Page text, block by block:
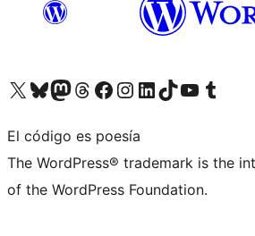
Visita nuestra cuenta de X (anteriormente Twitter)
Visita nuestra cuenta de Bluesky
Visita nuestra cuenta de Mastodon
Visita nuestra cuenta de Threads
Visita nuestra página de Facebook
Visita nuestra cuenta de Instagram
Visita nuestra cuenta de LinkedIn
Visita nuestra cuenta de TikTok
Visita nuestro canal de YouTube
Visita nuestra cuenta de
El código es poesía
The WordPress® trademark is the
of the WordPress Foundation.